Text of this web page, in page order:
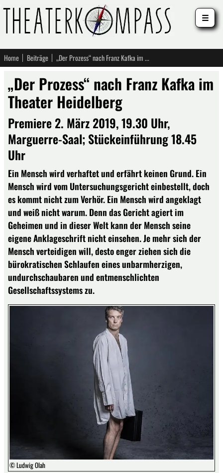
Home Beiträge „Der Prozess“ nach Franz Kafka im Theater Heidelberg
„Der Prozess“ nach Franz Kafka im
Theater Heidelberg
Premiere 2. März 2019, 19.30 Uhr,
Marguerre-Saal; Stückeinführung 18.45
Uhr
Ein Mensch wird verhaftet und erfährt keinen Grund. Ein
Mensch wird vom Untersuchungsgericht einbestellt, doch
es kommt nicht zum Verhör. Ein Mensch wird angeklagt
und weiß nicht warum. Denn das Gericht agiert im
Geheimen und in dieser Welt kann der Mensch seine
eigene Anklageschrift nicht einsehen. Je mehr sich der
Mensch verteidigen will, desto enger ziehen sich die
bürokratischen Schlaufen eines unbarmherzigen,
undurchschaubaren und entmenschlichten
Gesellschaftssystems zu.
© Ludwig Olah
☰